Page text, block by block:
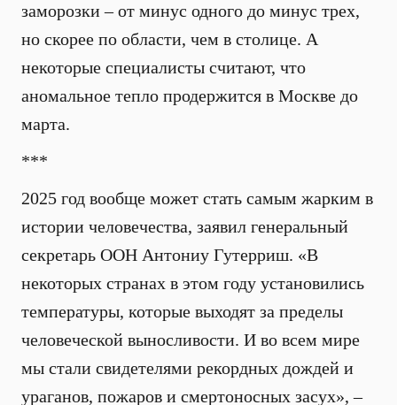
заморозки – от минус одного до минус трех,
но скорее по области, чем в столице. А
некоторые специалисты считают, что
аномальное тепло продержится в Москве до
марта.
***
2025 год вообще может стать самым жарким в
истории человечества, заявил генеральный
секретарь ООН Антониу Гутерриш. «В
некоторых странах в этом году установились
температуры, которые выходят за пределы
человеческой выносливости. И во всем мире
мы стали свидетелями рекордных дождей и
ураганов, пожаров и смертоносных засух», –